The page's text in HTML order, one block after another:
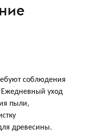
соблюдения
Ежедневный уход
пыли,
древесины.